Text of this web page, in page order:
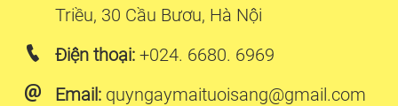
Triều, 30 Cầu Bươu, Hà Nội
Điện thoại: +024. 6680. 6969
Email: quyngaymaituoisang@gmail.com